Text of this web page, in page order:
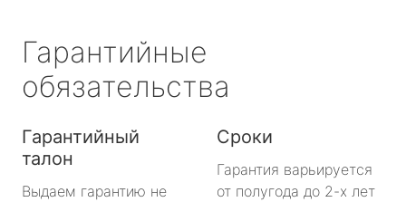
Гарантийные
обязательства
Гарантийный
талон
Выдаем гарантию не
Сроки
Гарантия варьируется
от полугода до 2-х лет